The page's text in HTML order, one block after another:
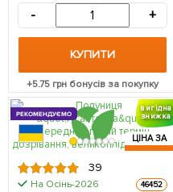
- +
КУПИТИ
+5.75 грн бонусів за покупку
вигідна
знижка
ЦІНА ЗА
5шт
РЕКОМЕНДУЄМО
39
На Осінь-2026 46452